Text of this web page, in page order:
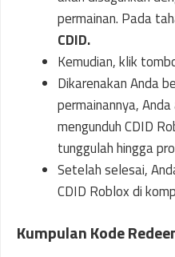
permainan. Pada
CDID.
Kemudian, klik
Dikarenakan Anda
permainannya,
mengunduh CDID
tunggulah hingga
Setelah selesai,
CDID Roblox di
Kumpulan Kode